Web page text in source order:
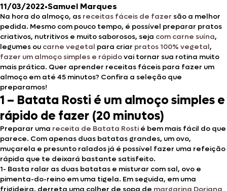
11/03/2022•Samuel Marques
Na hora do almoço, as receitas fáceis de fazer são a melhor
pedida. Mesmo com pouco tempo, é possível preparar pratos
criativos, nutritivos e muito saborosos, seja com carne suína,
legumes ou carne vegetal para criar pratos 100% vegetal,
fazer um almoço simples e rápidovai tornar sua rotina muito
mais prática. Quer aprender receitas fáceis para fazer um
almoço em até 45 minutos? Confira a seleção que
preparamos!
1 – Batata Rosti é um almoço simples e
rápido de fazer (20 minutos)
Preparar uma receita de Batata Rosti é bem mais fácil do que
parece. Com apenas duas batatas grandes, um ovo,
muçarela e presunto ralados já é possível fazer uma refeição
rápida que te deixará bastante satisfeito.
1- Basta ralar as duas batatas e misturar com sal, ovo e
pimenta-do-reino em uma tigela. Em seguida, em uma